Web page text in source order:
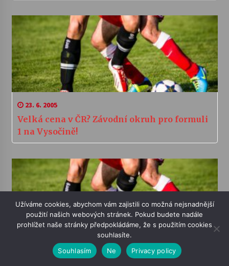
23. 6. 2005
Velká cena v ČR? Závodní okruh pro formuli
1 na Vysočině!
27. 1. 2004
Užíváme cookies, abychom vám zajistili co možná nejsnadnější
použití našich webových stránek. Pokud budete nadále
prohlížet naše stránky předpokládáme, že s použitím cookies
souhlasíte.
Souhlasím
Ne Privacy policy